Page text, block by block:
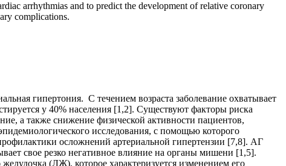
arrhythmias and to predict the development of relative coronary
complications.
гипертония. С течением возраста заболевание охватывает
у 40% населения [1,2]. Существуют факторы риска
а также снижение физической активности пациентов,
исследования, с помощью которого
осложнений артериальной гипертензии [7,8]. АГ
свое резко негативное влияние на органы мишени [1,5].
(ЛЖ), которое характеризуется изменением его